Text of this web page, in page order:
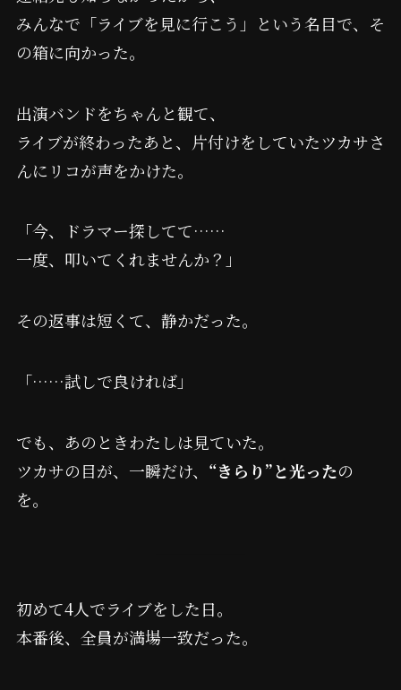
みんなで「ライブを見に行こう」という名目で、そ
の箱に向かった。
出演バンドをちゃんと観て、
ライブが終わったあと、片付けをしていたツカサさ
んにリコが声をかけた。
「今、ドラマー探してて……
一度、叩いてくれませんか？」
その返事は短くて、静かだった。
「……試しで良ければ」
でも、あのときわたしは見ていた。
ツカサの目が、一瞬だけ、 “きらり”と光ったの
を。
初めて4人でライブをした日。
本番後、全員が満場一致だった。